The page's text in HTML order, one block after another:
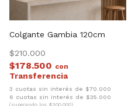
Colgante Gambia 120cm
$210.000
$178.500 con
3 cuotas sin interés de $70.000
6 cuotas sin interés de $35.000